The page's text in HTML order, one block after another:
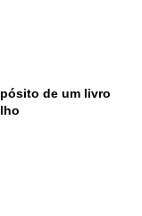
de um livro